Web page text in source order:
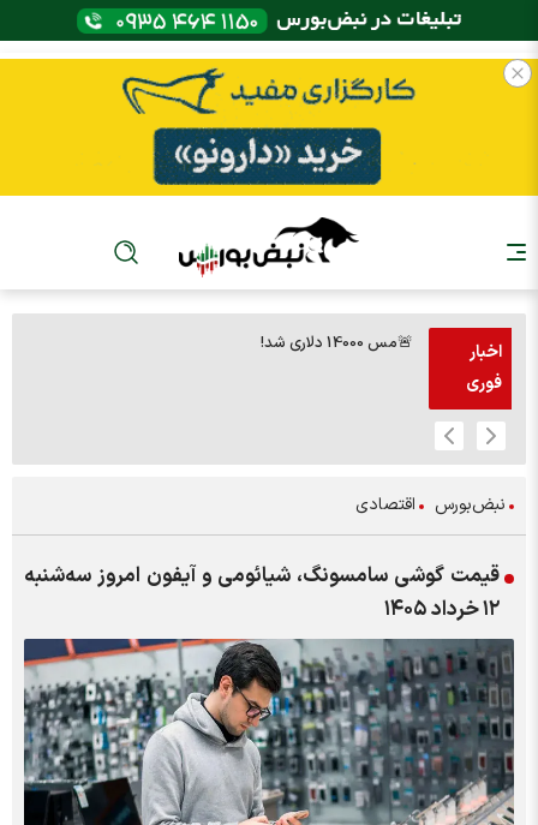
اخبار
فوری
🚨مس 14000 دلاری شد!
نبض‌بورس اقتصادی
قیمت گوشی سامسونگ، شیائومی و آیفون امروز سه‌شنبه
۱۲ خرداد ۱۴۰۵